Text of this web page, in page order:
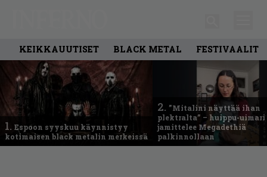
KEIKKAUUTISET BLACK METAL FESTIVAALIT
1. Espoon syyskuu käynnistyy
kotimaisen black metalin merkeissä
2. ”Mitalini näyttää ihan
plektralta” – huippu-uimari
jamittelee Megadethiä
palkinnollaan